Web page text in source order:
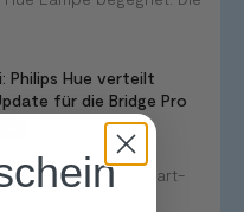
Philips Hue verteilt
für die Bridge Pro
7. Juli 2026
Woche stand die Smart-